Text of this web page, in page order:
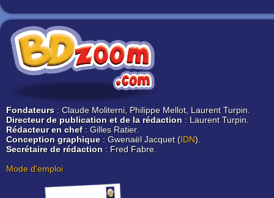
Fondateurs : Claude Moliterni, Philippe Mellot, Laurent Turpin.
Directeur de publication et de la rédaction : Laurent Turpin.
Rédacteur en chef: Gilles Ratier.
Conception graphique: Gwenaël Jacquet (IDN).
Secrétaire de rédaction : Fred Fabre.
Mode d'emploi